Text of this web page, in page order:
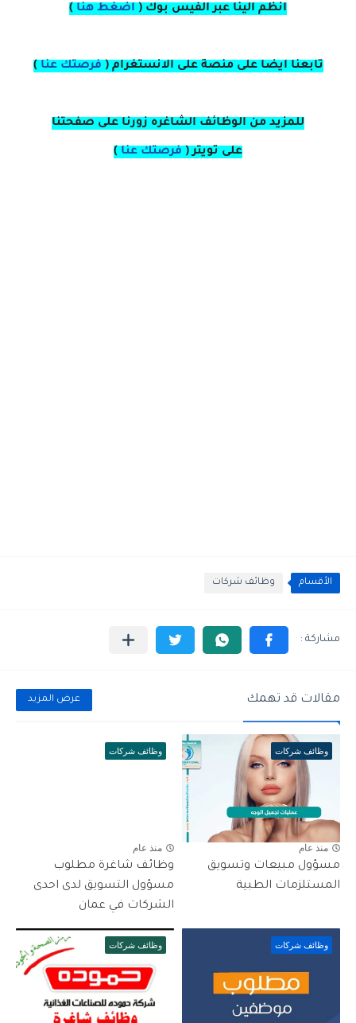
انظم الينا عبر الفيس بوك ( اضغط هنا )
تابعنا ايضا على منصة على الانستغرام ( فرصتك عنا )
للمزيد من الوظائف الشاغره زورنا على صفحتنا
على تويتر( فرصتك عنا )
الأقسام وظائف شركات
مقالات قد تهمك عرض المزيد
وظائف شركات
منذ عام
مسؤول مبيعات وتسويق
المستلزمات الطبية
وظائف شركات
منذ عام
وظائف شاغرة مطلوب
مسؤول التسويق لدى احدى
الشركات في عمان
وظائف شركات وظائف شركات